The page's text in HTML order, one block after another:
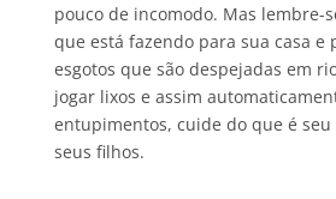
pouco de incomodo. Mas lembre-
que está fazendo para sua casa e
esgotos que são despejadas em
jogar lixos e assim
entupimentos, cuide do que é seu
seus filhos.